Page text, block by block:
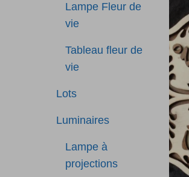
Lampe Fleur de
vie
Tableau fleur de
vie
Lots
Luminaires
Lampe à
projections